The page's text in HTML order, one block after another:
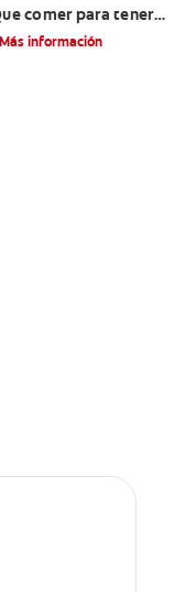
comer para tener
dientes más sanos
Más información